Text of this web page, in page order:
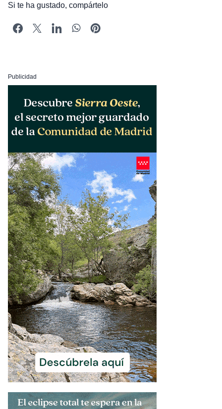
Si te ha gustado, compártelo
Publicidad